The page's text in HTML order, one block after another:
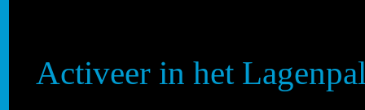
Activeer in het